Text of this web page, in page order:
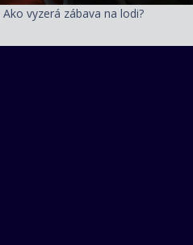
vyzerá zábava na lodi?